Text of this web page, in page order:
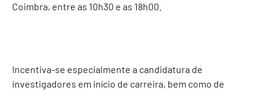
Coimbra, entre as 10h30 e as 18h00.
Incentiva-se especialmente a candidatura de
investigadores em início de carreira, bem como de